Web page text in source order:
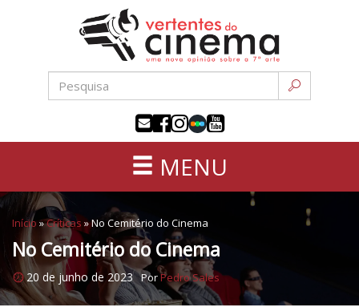
conteúdo
sétima
MENU
Início »Críticas »No Cemitério do Cinema
No Cemitério do Cinema
20 de junho de 2023 PorPedro Sales